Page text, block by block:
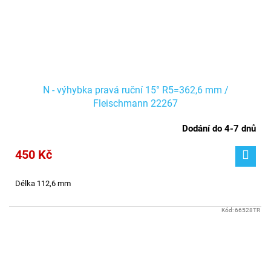
N - výhybka pravá ruční 15° R5=362,6 mm /
Fleischmann 22267
Dodání do 4-7 dnů
450 Kč
Délka 112,6 mm
Kód:66528TR